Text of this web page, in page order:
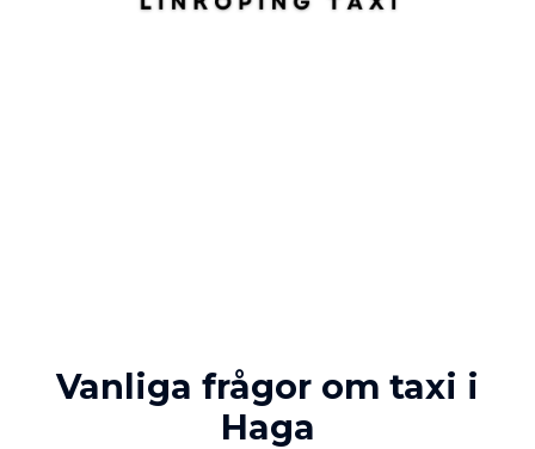
Vanliga frågor om taxi i
Haga